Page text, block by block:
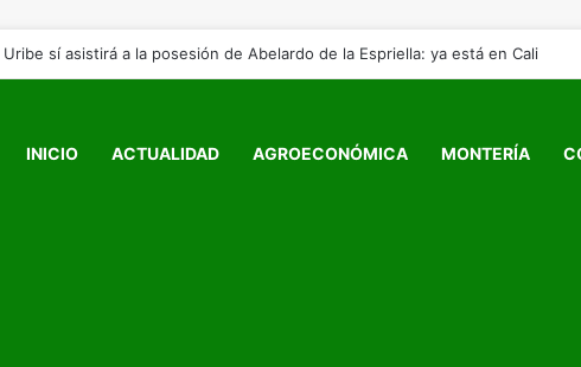
sí asistirá a la posesión de Abelardo de la Espriella: ya está en Cali
INICIO ACTUALIDAD AGROECONÓMICA MONTERÍA